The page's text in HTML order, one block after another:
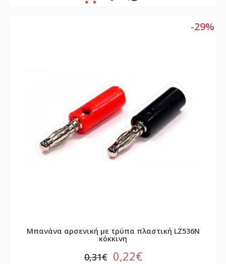
-29%
Μπανάνα αρσενική με τρύπα πλαστική LZ536N
κόκκινη
0,31€ 0,22€